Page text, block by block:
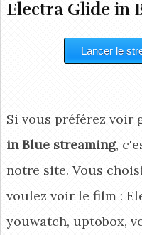
Electra Glide in
Si vous préférez voir
in Blue streaming,
notre site. Vous
voulez voir le film :
youwatch, uptobox,